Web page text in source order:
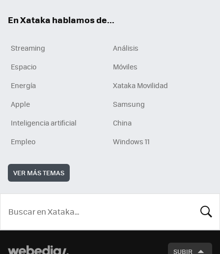
En Xataka hablamos de...
Streaming
Análisis
Espacio
Móviles
Energía
Xataka Movilidad
Apple
Samsung
Inteligencia artificial
China
Empleo
Windows 11
VER MÁS TEMAS
SUBIR